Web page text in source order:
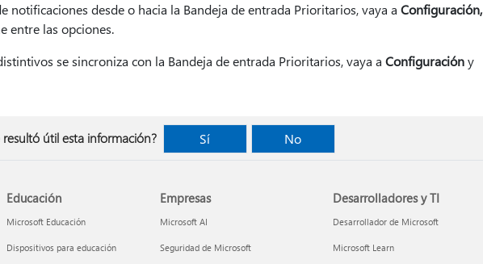
notificaciones desde o hacia la Bandeja de entrada Prioritarios, vaya a Configuración,
entre las opciones.
se sincroniza con la Bandeja de entrada Prioritarios, vaya a Configuracióny
resultó útil esta información? Sí No
Educación
Microsoft Educación
Dispositivos para educación
Empresas
Microsoft AI
Seguridad de Microsoft
Desarrolladores y TI
Desarrollador de Microsoft
Microsoft Learn